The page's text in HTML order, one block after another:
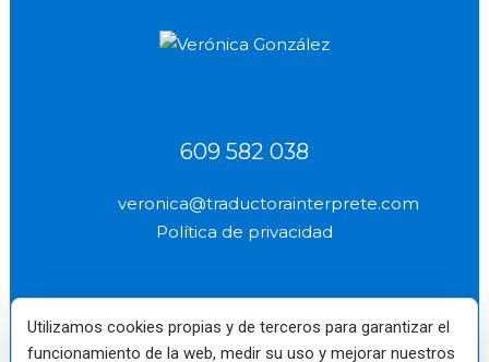
609 582 038
veronica@traductorainterprete.com
Política de privacidad
Verónica Miembro de pleno Reino Unido Nº
Utilizamos cookies propias y de terceros para garantizar el
funcionamiento de la web, medir su uso y mejorar nuestros